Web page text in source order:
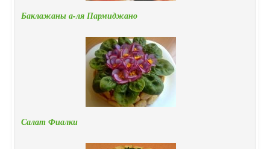
Баклажаны а-ля Пармиджано
Салат Фиалки